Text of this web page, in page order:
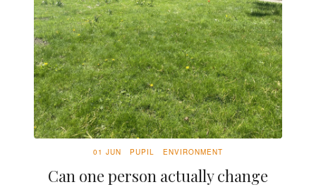
01 JUN PUPIL ENVIRONMENT
Can one person actually change